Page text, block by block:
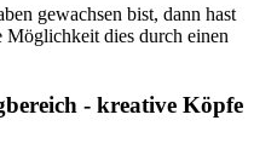
gewachsen bist, dann hast
dies durch einen
- kreative Köpfe